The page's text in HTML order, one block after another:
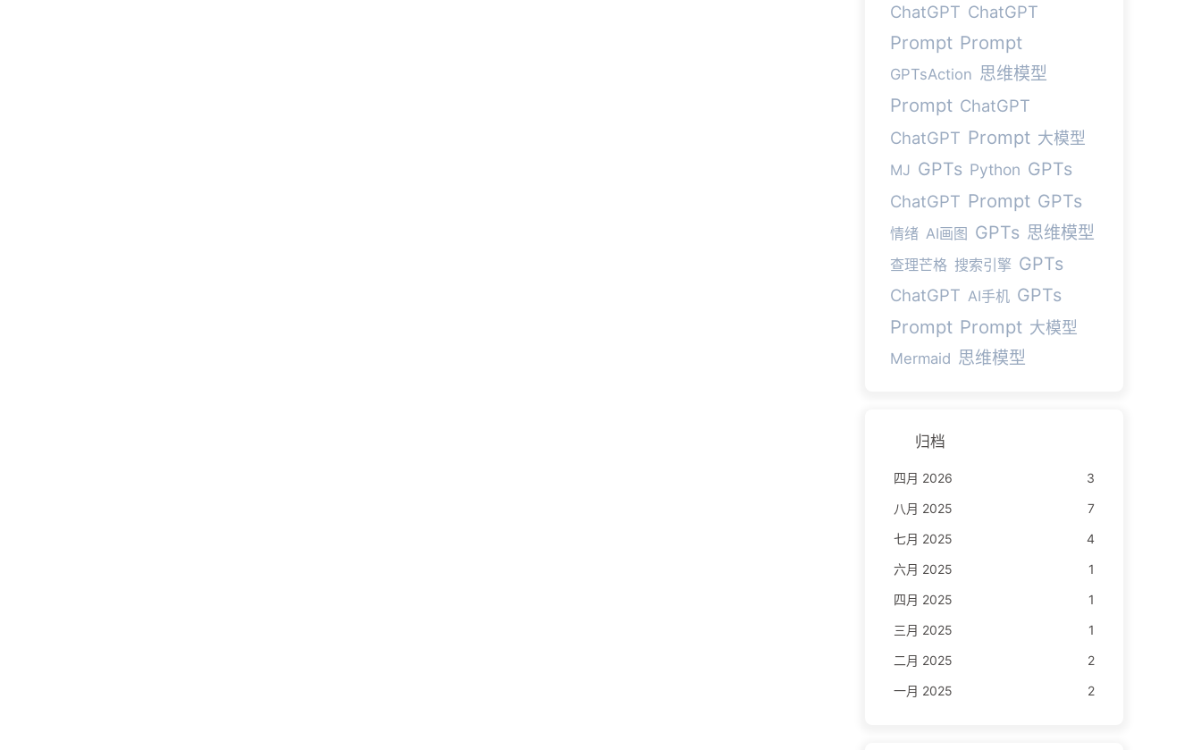
ChatGPT ChatGPT
Prompt Prompt
GPTsAction 思维模型
Prompt ChatGPT
ChatGPT Prompt 大模型
MJ GPTs Python GPTs
ChatGPT Prompt GPTs
情绪 AI画图 GPTs 思维模型
查理芒格 搜索引擎 GPTs
ChatGPT AI手机 GPTs
Prompt Prompt 大模型
Mermaid 思维模型
归档
四月 2026
3
八月 2025
7
七月 2025
4
六月 2025
1
四月 2025
1
三月 2025
1
二月 2025
2
一月 2025
2